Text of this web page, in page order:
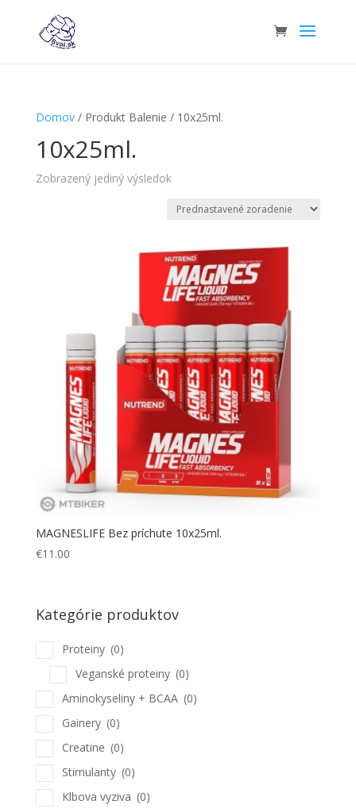
Domov/ Produkt Balenie / 10x25ml.
10x25ml.
Zobrazený jediný výsledok
MAGNESLIFE Bez príchute 10x25ml.
€11.00
Kategórie produktov
Proteiny (0)
Veganské proteiny (0)
Aminokyseliny + BCAA (0)
Gainery (0)
Creatine (0)
Stimulanty (0)
Klbova vyziva (0)